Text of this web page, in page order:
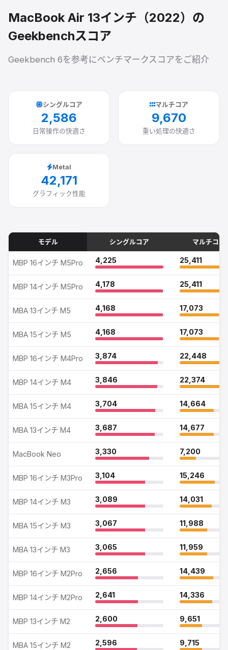
MacBook Air 13インチ（2022） の
Geekbenchスコア
Geekbench 6を参考にベンチマークスコアをご紹介
シングルコア
2,586
日常操作の快適さ
マルチコア
9,670
重い処理の快適さ
Metal
42,171
グラフィック性能
MacBookモデル別 Geekbench 6 ベンチマークスコア比較
モデル シングルコア マルチコア
MBP 16インチ M5Pro 4,225 25,411
MBP 14インチ M5Pro 4,178 25,411
MBA 13インチ M5 4,168 17,073
MBA 15インチ M5 4,168 17,073
MBP 16インチ M4Pro 3,874 22,448
MBP 14インチ M4 3,846 22,374
MBA 15インチ M4 3,704 14,664
MBA 13インチ M4 3,687 14,677
MacBook Neo 3,330 7,200
MBP 16インチ M3Pro 3,104 15,246
MBP 14インチ M3 3,089 14,031
MBA 15インチ M3 3,067 11,988
MBA 13インチ M3 3,065 11,959
MBP 16インチ M2Pro 2,656 14,439
MBP 14インチ M2Pro 2,641 14,336
MBP 13インチ M2 2,600 9,651
MBA 15インチ M2 2,596 9,715